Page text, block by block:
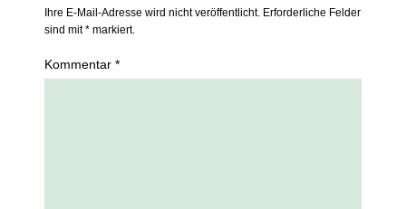
Ihre E-Mail-Adresse wird nicht veröffentlicht. Erforderliche Felder
sind mit * markiert.
Kommentar *